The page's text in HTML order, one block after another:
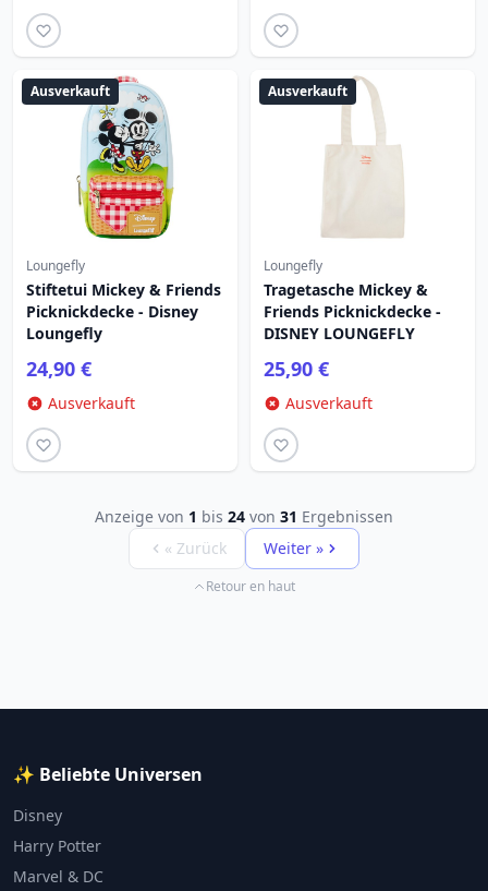
Ausverkauft
Loungefly
Stiftetui Mickey & Friends
Picknickdecke - Disney
Loungefly
24,90 €
Ausverkauft
Ausverkauft
Loungefly
Tragetasche Mickey &
Friends Picknickdecke -
DISNEY LOUNGEFLY
25,90 €
Ausverkauft
Anzeige von 1 bis 24 von 31 Ergebnissen
« Zurück
Weiter »
Retour en haut
✨ Beliebte Universen
Disney
Harry Potter
Marvel & DC